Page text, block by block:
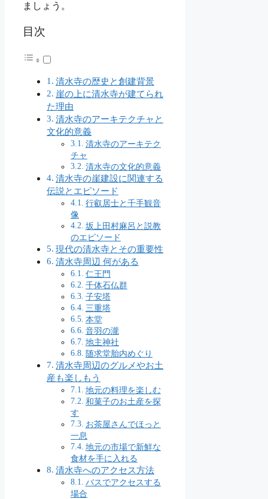
ましょう。
目次
清水寺の歴史と創建背景
崖の上に清水寺が建てられ
た理由
清水寺のアーキテクチャと
文化的意義
清水寺のアーキテク
チャ
清水寺の文化的意義
清水寺の崖建設に関連する
伝説とエピソード
行叡居士と千手観音
像
坂上田村麻呂と説教
のエピソード
現代の清水寺とその重要性
清水寺周辺 何がある
仁王門
千体石仏群
子安塔
三重塔
本堂
音羽の瀧
地主神社
随求堂胎内めぐり
清水寺周辺のグルメやお土
産も楽しもう
地元の料理を楽しむ
和菓子のお土産を探
す
お茶屋さんでほっと
一息
地元の市場で新鮮な
食材を手に入れる
清水寺へのアクセス方法
バスでアクセスする
場合